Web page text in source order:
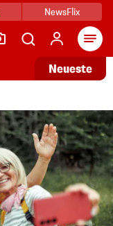
NewsFlix
Neueste